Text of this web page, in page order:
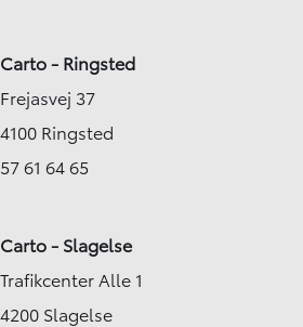
Carto - Ringsted
Frejasvej 37
4100 Ringsted
57 61 64 65
Carto - Slagelse
Trafikcenter Alle 1
4200 Slagelse